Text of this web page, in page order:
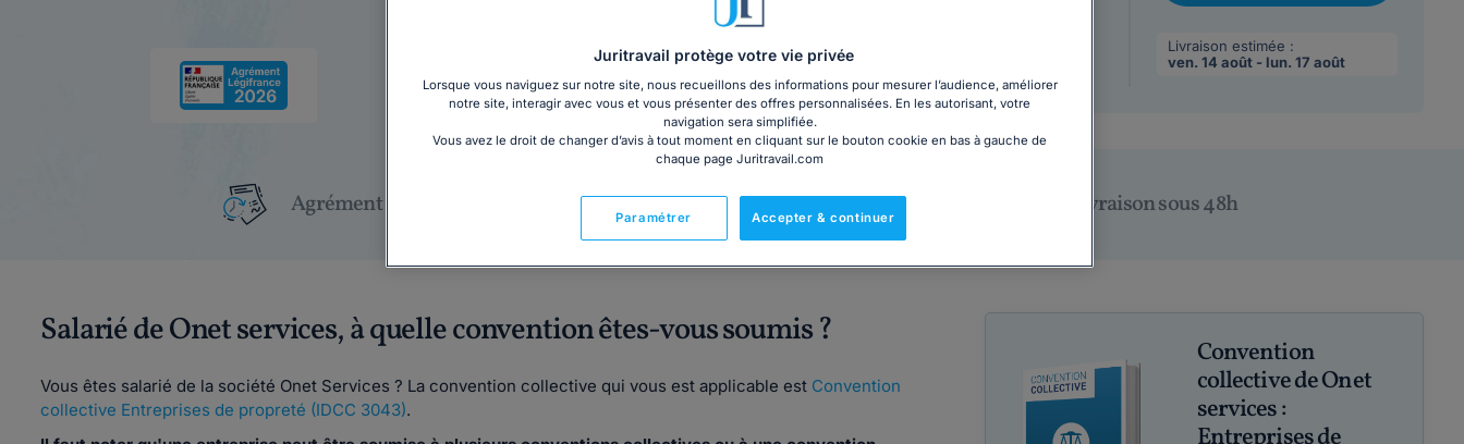
Livre + PDF
30,60€ TTC
Expédition en 24/48h max par
Chronopost
Livraison estimée :
ven. 14 août - lun. 17 août
Agrément Légifrance Fabriqué en France Livraison sous 48h
Salarié de Onet services, à quelle convention êtes-vous soumis ?
Vous êtes salarié de la société Onet Services ? La convention collective qui vous est applicable est Convention
collective Entreprises de propreté (IDCC 3043).
Convention
collective de Onet
services :
Juritravail protège votre vie privée
Lorsque vous naviguez sur notre site, nous recueillons des informations pour mesurer l’audience, améliorer
notre site, interagir avec vous et vous présenter des offres personnalisées. En les autorisant, votre
navigation sera simplifiée.
Vous avez le droit de changer d’avis à tout moment en cliquant sur le bouton cookie en bas à gauche de
chaque page Juritravail.com
Accepter & continuer
Paramétrer